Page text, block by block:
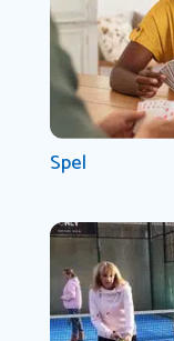
Spel